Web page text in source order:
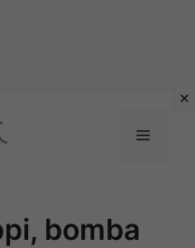
Menu
bomba